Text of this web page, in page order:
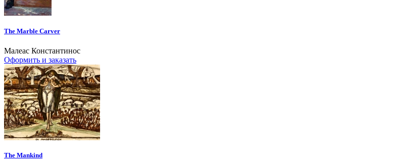
The Marble Carver
Малеас Константинос
Оформить и заказать
The Mankind